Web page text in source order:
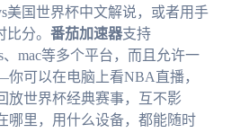
美国世界杯中文解说，或者用手
分。 番茄加速器支持
、mac等多个平台，而且允许一
可以在电脑上看NBA直播，
放世界杯经典赛事，互不影
哪里，用什么设备，都能随时